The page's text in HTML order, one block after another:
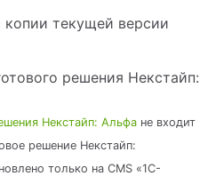
текущей версии
решения Некстайп:
Некстайп: Альфа не входит
решение Некстайп:
только на CMS «1С-